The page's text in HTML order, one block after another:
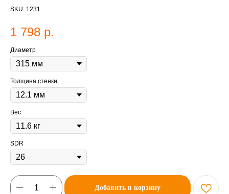
SKU: 1231
1 798 р.
Диаметр
Толщина стенки
Вес
SDR
Добавить в корзину